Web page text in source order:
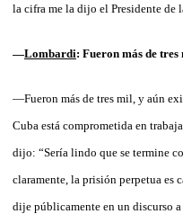
la cifra me la dijo el Presidente de
—Lombardi: Fueron más de
—Fueron más de tres mil, y aún
Cuba está comprometida en
dijo: “Sería lindo que se termine
claramente, la prisión perpetua es
dije públicamente en un discurso